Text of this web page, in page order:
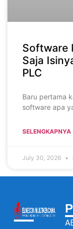
Software
Saja
PLC
Baru pertama
software apa
SELENGKAPNYA
July 30, 2026